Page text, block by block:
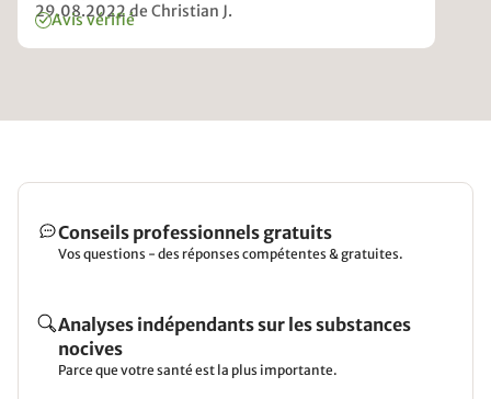
29.08.2022 de Christian J.
Avis vérifié
Conseils professionnels gratuits
Vos questions - des réponses compétentes & gratuites.
Analyses indépendants sur les substances
nocives
Parce que votre santé est la plus importante.